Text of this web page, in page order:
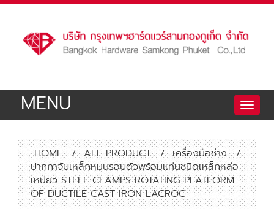
Toggle
MENU
HOME / ALL PRODUCT / เครื่องมือช่าง
/
ปากกาจับเหล็กหมุนรอบตัวพร้อมแท่นชนิดเหล็กหล่อ
เหนียว STEEL CLAMPS ROTATING PLATFORM
OF DUCTILE CAST IRON LACROC